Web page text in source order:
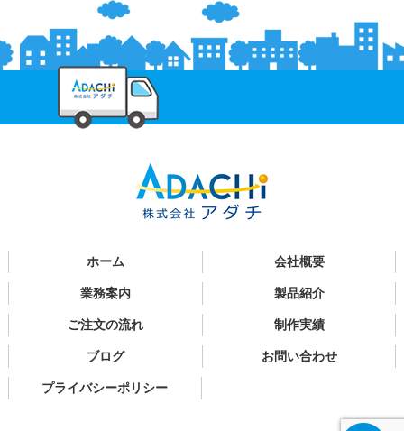
ホーム 会社概要
業務案内 製品紹介
ご注文の流れ 制作実績
ブログ お問い合わせ
プライバシーポリシー